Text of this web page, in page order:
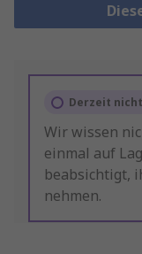
Derzeit
Wir wissen
einmal auf
beabsichtigt,
nehmen.